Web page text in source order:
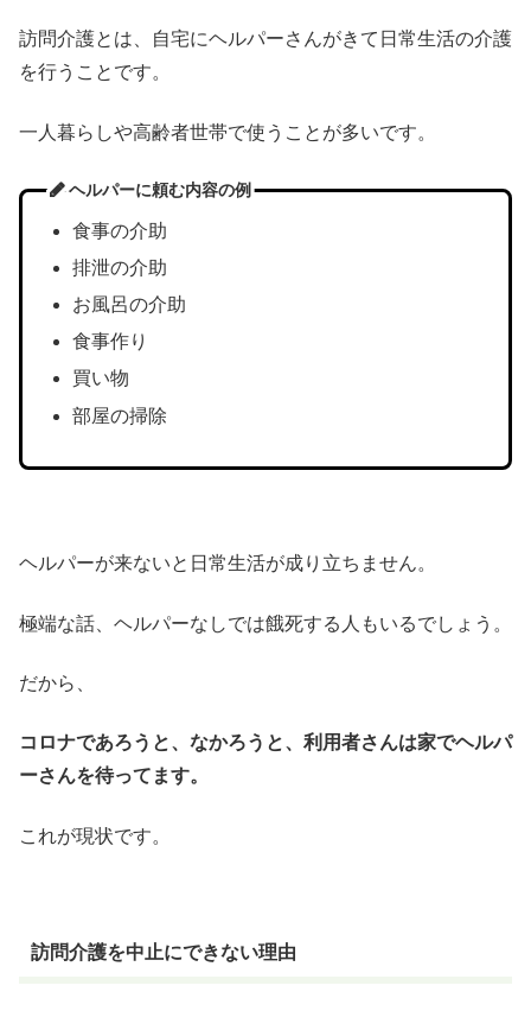
訪問介護とは、自宅にヘルパーさんがきて日常生活の介護
を行うことです。
一人暮らしや高齢者世帯で使うことが多いです。
ヘルパーに頼む内容の例
食事の介助
排泄の介助
お風呂の介助
食事作り
買い物
部屋の掃除
ヘルパーが来ないと日常生活が成り立ちません。
極端な話、ヘルパーなしでは餓死する人もいるでしょう。
だから、
コロナであろうと、なかろうと、利用者さんは家でヘルパ
ーさんを待ってます。
これが現状です。
訪問介護を中止にできない理由